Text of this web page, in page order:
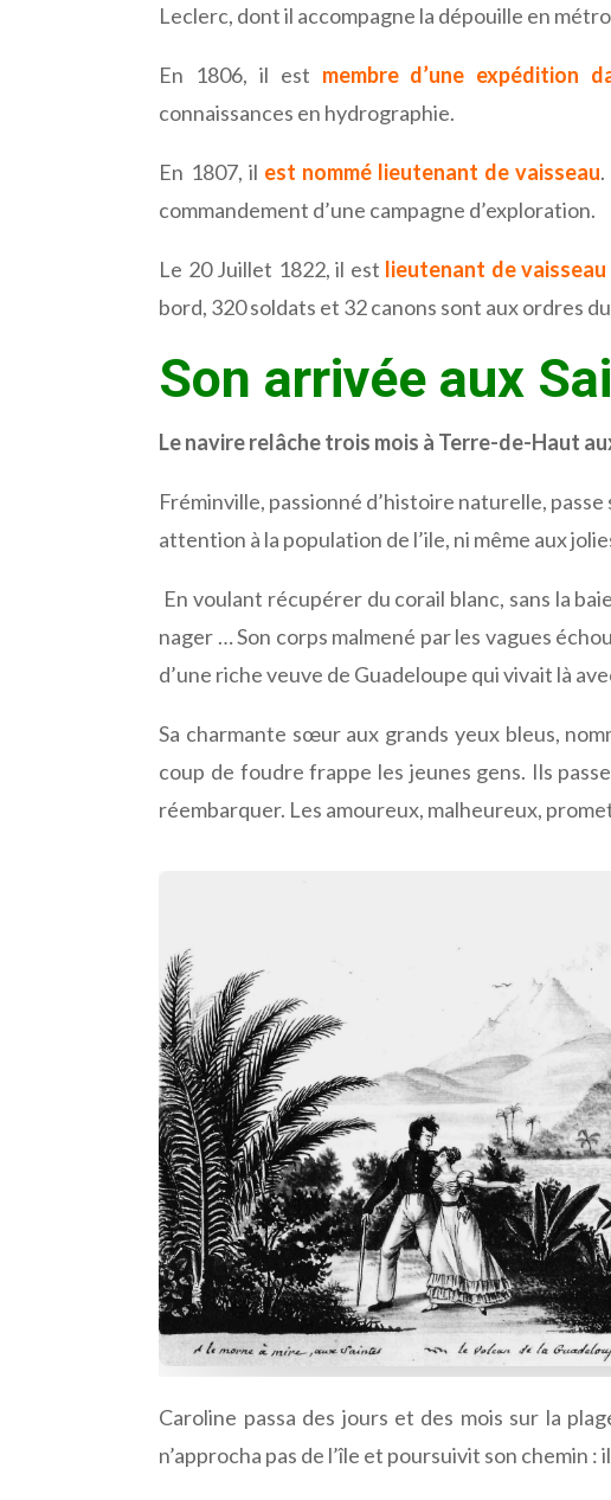
Leclerc, dont il accompagne la dépouille en
En 1806, il est membre d’une expédition
connaissances en hydrographie.
En 1807, il est nommé lieutenant de vaisseau
commandement d’une campagne d’exploration.
Le 20 Juillet 1822, il est lieutenant de
bord, 320 soldats et 32 canons sont aux ordres
Son arrivée aux
Le navire relâche trois mois à Terre-de-Haut
Fréminville, passionné d’histoire naturelle,
attention à la population de l’ile, ni même aux
En voulant récupérer du corail blanc, sans la
nager … Son corps malmené par les vagues
d’une riche veuve de Guadeloupe qui vivait là
Sa charmante sœur aux grands yeux bleus,
coup de foudre frappe les jeunes gens. Ils
réembarquer. Les amoureux, malheureux,
Caroline passa des jours et des mois sur la
n’approcha pas de l’île et poursuivit son chemin